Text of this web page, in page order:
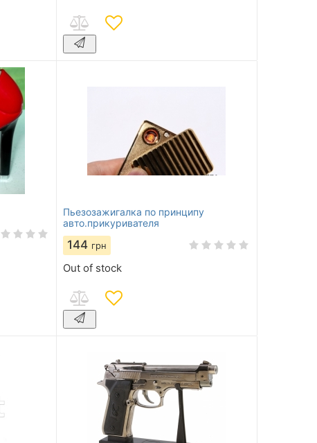
Пьезозажигалка по принципу
авто.прикуривателя
144 грн
Out of stock